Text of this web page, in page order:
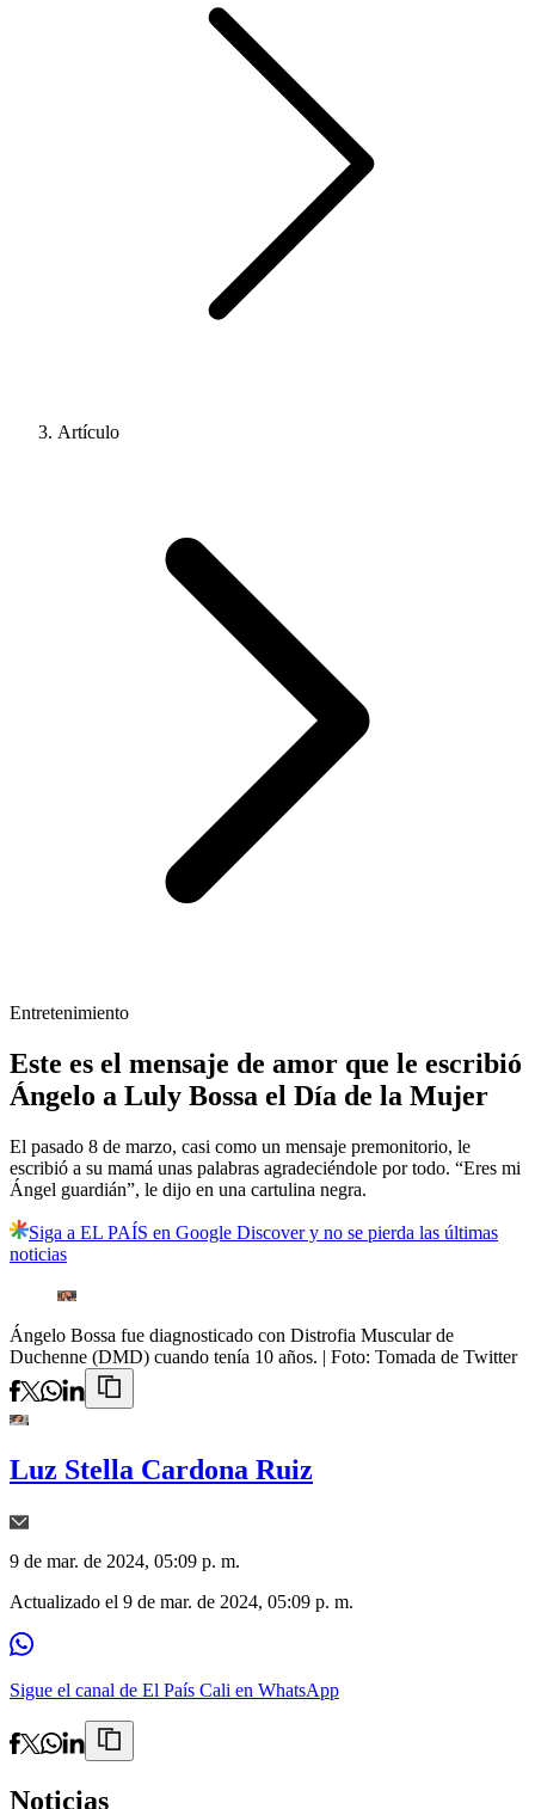
Artículo
Entretenimiento
Este es el mensaje de amor que le escribió
Ángelo a Luly Bossa el Día de la Mujer
El pasado 8 de marzo, casi como un mensaje premonitorio, le
escribió a su mamá unas palabras agradeciéndole por todo. “Eres mi
Ángel guardián”, le dijo en una cartulina negra.
Siga a EL PAÍS en Google Discover y no se pierda las últimas
noticias
Ángelo Bossa fue diagnosticado con Distrofia Muscular de
Duchenne (DMD) cuando tenía 10 años. | Foto: Tomada de Twitter
Luz Stella Cardona Ruiz
9 de mar. de 2024, 05:09 p. m.
Actualizado el 9 de mar. de 2024, 05:09 p. m.
Sigue el canal de El País Cali en WhatsApp
Noticias